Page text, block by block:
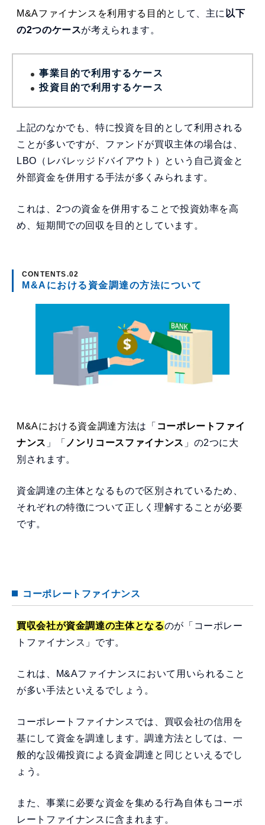
M&Aファイナンスを利用する目的として、主に 以下
の2つのケースが考えられます。
事業目的で利用するケース
投資目的で利用するケース
上記のなかでも、特に投資を目的として利用される
ことが多いですが、ファンドが買収主体の場合は、
LBO（レバレッジドバイアウト）という自己資金と
外部資金を併用する手法が多くみられます。
これは、2つの資金を併用することで投資効率を高
め、短期間での回収を目的としています。
M&Aにおける資金調達の方法について
M&Aにおける資金調達方法は「 コーポレートファイ
ナンス 」「 ノンリコースファイナンス 」の2つに大
別されます。
資金調達の主体となるもので区別されているため、
それぞれの特徴について正しく理解することが必要
です。
コーポレートファイナンス
買収会社が資金調達の主体となるのが「コーポレー
トファイナンス」です。
これは、M&Aファイナンスにおいて用いられること
が多い手法といえるでしょう。
コーポレートファイナンスでは、買収会社の信用を
基にして資金を調達します。調達方法としては、一
般的な設備投資による資金調達と同じといえるでし
ょう。
また、事業に必要な資金を集める行為自体もコーポ
レートファイナンスに含まれます。